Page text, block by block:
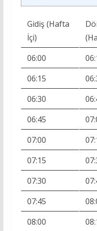
Gidiş (Hafta
İçi)
06:00
06:15
06:30
06:45
07:00
07:15
07:30
07:45
08:00